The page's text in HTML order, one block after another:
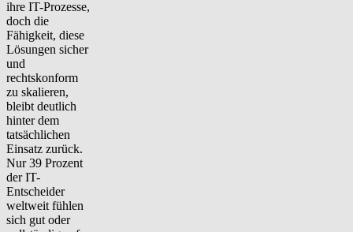
ihre IT-Prozesse,
doch die
Fähigkeit, diese
Lösungen sicher
und
rechtskonform
zu skalieren,
bleibt deutlich
hinter dem
tatsächlichen
Einsatz zurück.
Nur 39 Prozent
der IT-
Entscheider
weltweit fühlen
sich gut oder